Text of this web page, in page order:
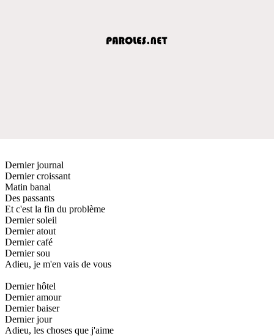
Dernier journal
Dernier croissant
Matin banal
Des passants
Et c'est la fin du problème
Dernier soleil
Dernier atout
Dernier café
Dernier sou
Adieu, je m'en vais de vous
Dernier hôtel
Dernier amour
Dernier baiser
Dernier jour
Adieu, les choses que j'aime